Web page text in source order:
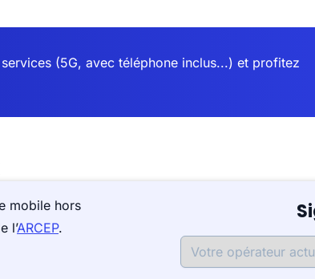
(5G, avec téléphone inclus...) et profitez
mobile hors
l’ARCEP.